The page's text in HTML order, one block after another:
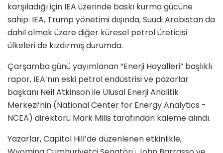
karşıladığı için IEA üzerinde baskı kurma gücüne
sahip. IEA, Trump yönetimi dışında, Suudi Arabistan da
dahil olmak üzere diğer küresel petrol üreticisi
ülkeleri de kızdırmış durumda.
Çarşamba günü yayımlanan “Enerji Hayalleri” başlıklı
rapor, IEA’nın eski petrol endüstrisi ve pazarlar
başkanı Neil Atkinson ile Ulusal Enerji Analitik
Merkezi’nin (National Center for Energy Analytics -
NCEA) direktörü Mark Mills tarafından kaleme alındı.
Yazarlar, Capitol Hill’de düzenlenen etkinlikle,